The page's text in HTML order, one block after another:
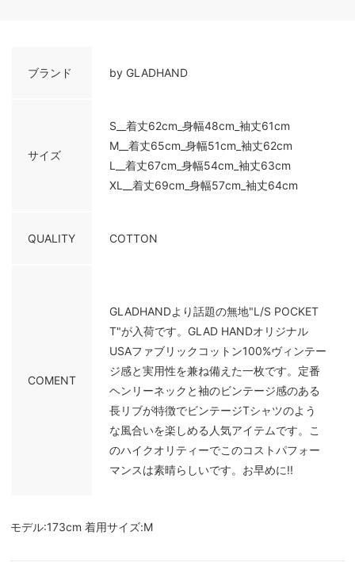
ブランド by GLADHAND
サイズ
S__着丈62cm_身幅48cm_袖丈61cm
M__着丈65cm_身幅51cm_袖丈62cm
L__着丈67cm_身幅54cm_袖丈63cm
XL__着丈69cm_身幅57cm_袖丈64cm
QUALITY COTTON
COMENT
GLADHANDより話題の無地"L/S POCKET
T"が入荷です。GLAD HANDオリジナル
USAファブリックコットン100%ヴィンテー
ジ感と実用性を兼ね備えた一枚です。定番
ヘンリーネックと袖のビンテージ感のある
長リブが特徴でビンテージTシャツのよう
な風合いを楽しめる人気アイテムです。こ
のハイクオリティーでこのコストパフォー
マンスは素晴らしいです。お早めに!!
モデル:173cm 着用サイズ:M